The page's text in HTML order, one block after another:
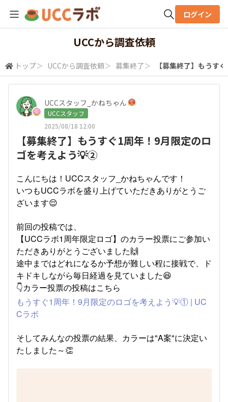
検索
ログイン
UCCから調査依頼
トップ＞ UCCから調査依頼＞ 募集終了＞ 【募集終了】もうす
UCCスタッフ_かねちゃん
UCCスタッフ
2025/08/18 12:00
【募集終了】もうすぐ1周年！9月限定のロ
ゴを考えよう💡②
こんにちは！UCCスタッフ_かねちゃんです！
いつもUCCラボを盛り上げていただきありがとうご
ざいます😌
前回の投稿では、
【UCCラボ1周年限定ロゴ】のカラー投票にご参加い
ただきありがとうございました🙌
途中まではどれになるか予想が難しい程に接戦で、ド
キドキしながら毎日経過を見ていました😆
👇カラー投票の投稿はこちら
もうすぐ1周年！9月限定のロゴを考えよう💡① | UC
Cラボ
そしてみんなの投票の結果、カラーは"A案"に決定い
たしました～👏